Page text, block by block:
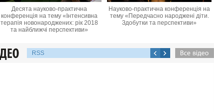
Десята науково-практична
конференцiя на тему «Інтенсивна
терапія новонароджених: рік 2018
та найближчі перспективи»
Науково-практична конференція на
тему «Передчасно народжені діти.
Здобутки та перспективи»
RSS